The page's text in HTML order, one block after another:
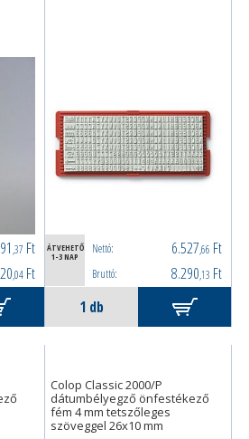
,37 Ft
,04 Ft
ÁTVEHETŐ
1-3 NAP
Nettó: 6.527,66 Ft
Bruttó: 8.290,13 Ft
Colop Classic 2000/P
dátumbélyegző önfestékező
fém 4 mm tetszőleges
szöveggel 26x10 mm